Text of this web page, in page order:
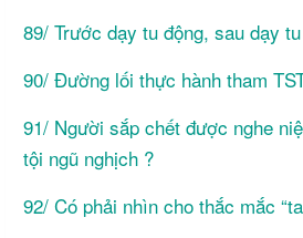
89/ Trước dạy tu động, sau dạy
90/ Đường lối thực hành tham
91/ Người sắp chết được nghe
tội ngũ nghịch ?
92/ Có phải nhìn cho thắc mắc